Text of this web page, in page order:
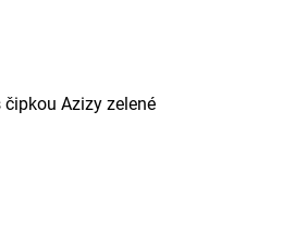
Azizy zelené